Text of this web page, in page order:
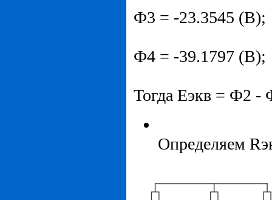
Ф3 = -23.3545 (В);
Ф4 = -39.1797 (В);
Тогда Eэкв = Ф2 -
Определяем